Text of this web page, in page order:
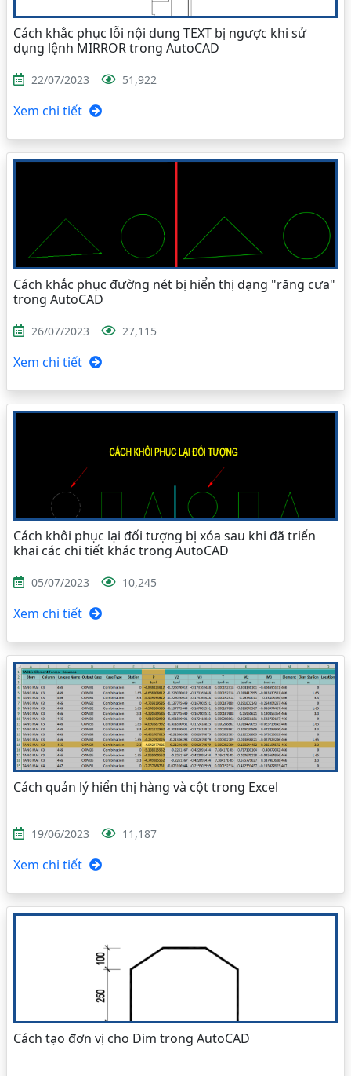
Cách khắc phục lỗi nội dung TEXT bị ngược khi sử
dụng lệnh MIRROR trong AutoCAD
22/07/2023 51,922
Xem chi tiết
Cách khắc phục đường nét bị hiển thị dạng "răng cưa"
trong AutoCAD
26/07/2023 27,115
Xem chi tiết
Cách khôi phục lại đối tượng bị xóa sau khi đã triển
khai các chi tiết khác trong AutoCAD
05/07/2023 10,245
Xem chi tiết
Cách quản lý hiển thị hàng và cột trong Excel
19/06/2023 11,187
Xem chi tiết
Cách tạo đơn vị cho Dim trong AutoCAD